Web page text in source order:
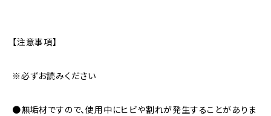
【注意事項】
※必ずお読みください
●無垢材ですので、使用中にヒビや割れが発生することがありま